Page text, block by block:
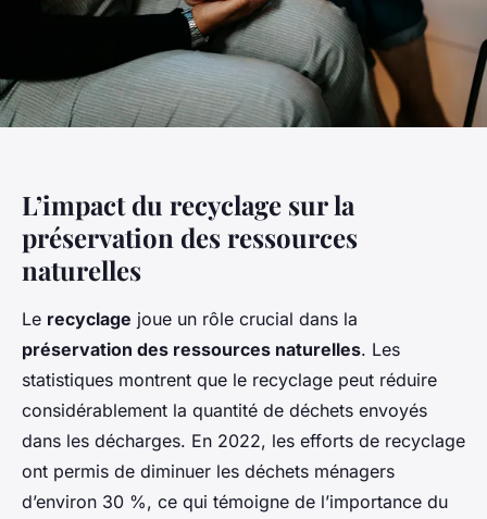
L’impact du recyclage sur la
préservation des ressources
naturelles
Le recyclage joue un rôle crucial dans la
préservation des ressources naturelles. Les
statistiques montrent que le recyclage peut réduire
considérablement la quantité de déchets envoyés
dans les décharges. En 2022, les efforts de recyclage
ont permis de diminuer les déchets ménagers
d’environ 30 %, ce qui témoigne de l’importance du